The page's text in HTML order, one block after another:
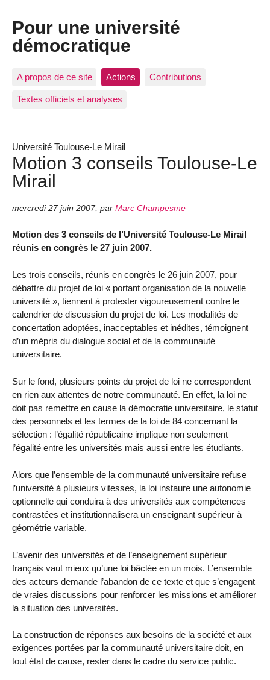
Pour une université
démocratique
A propos de ce site Actions Contributions
Textes officiels et analyses
Université Toulouse-Le Mirail
Motion 3 conseils Toulouse-Le
Mirail
mercredi 27 juin 2007, par Marc Champesme
Motion des 3 conseils de l’Université Toulouse-Le Mirail
réunis en congrès le 27 juin 2007.
Les trois conseils, réunis en congrès le 26 juin 2007, pour
débattre du projet de loi « portant organisation de la nouvelle
université », tiennent à protester vigoureusement contre le
calendrier de discussion du projet de loi. Les modalités de
concertation adoptées, inacceptables et inédites, témoignent
d’un mépris du dialogue social et de la communauté
universitaire.
Sur le fond, plusieurs points du projet de loi ne correspondent
en rien aux attentes de notre communauté. En effet, la loi ne
doit pas remettre en cause la démocratie universitaire, le statut
des personnels et les termes de la loi de 84 concernant la
sélection : l’égalité républicaine implique non seulement
l’égalité entre les universités mais aussi entre les étudiants.
Alors que l’ensemble de la communauté universitaire refuse
l’université à plusieurs vitesses, la loi instaure une autonomie
optionnelle qui conduira à des universités aux compétences
contrastées et institutionnalisera un enseignant supérieur à
géométrie variable.
L’avenir des universités et de l’enseignement supérieur
français vaut mieux qu’une loi bâclée en un mois. L’ensemble
des acteurs demande l’abandon de ce texte et que s’engagent
de vraies discussions pour renforcer les missions et améliorer
la situation des universités.
La construction de réponses aux besoins de la société et aux
exigences portées par la communauté universitaire doit, en
tout état de cause, rester dans le cadre du service public.